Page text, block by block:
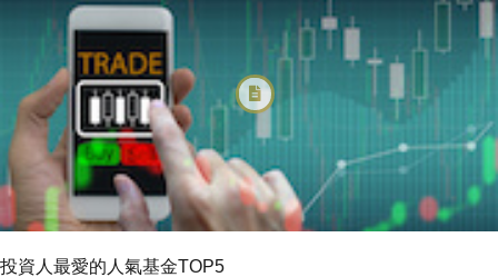
投資人最愛的人氣基金TOP5